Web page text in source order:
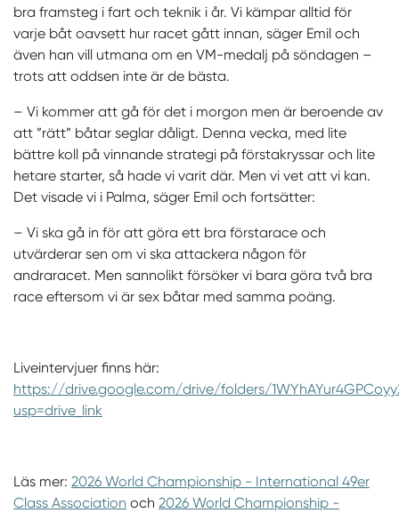
bra framsteg i fart och teknik i år. Vi kämpar alltid för
varje båt oavsett hur racet gått innan, säger Emil och
även han vill utmana om en VM-medalj på söndagen –
trots att oddsen inte är de bästa.
– Vi kommer att gå för det i morgon men är beroende av
att ”rätt” båtar seglar dåligt. Denna vecka, med lite
bättre koll på vinnande strategi på förstakryssar och lite
hetare starter, så hade vi varit där. Men vi vet att vi kan.
Det visade vi i Palma, säger Emil och fortsätter:
– Vi ska gå in för att göra ett bra förstarace och
utvärderar sen om vi ska attackera någon för
andraracet. Men sannolikt försöker vi bara göra två bra
race eftersom vi är sex båtar med samma poäng.
Liveintervjuer finns här:
https://drive.google.com/drive/folders/
usp=drive_link
Läs mer: 2026 World Championship - International 49er
Class Association och 2026 World Championship -